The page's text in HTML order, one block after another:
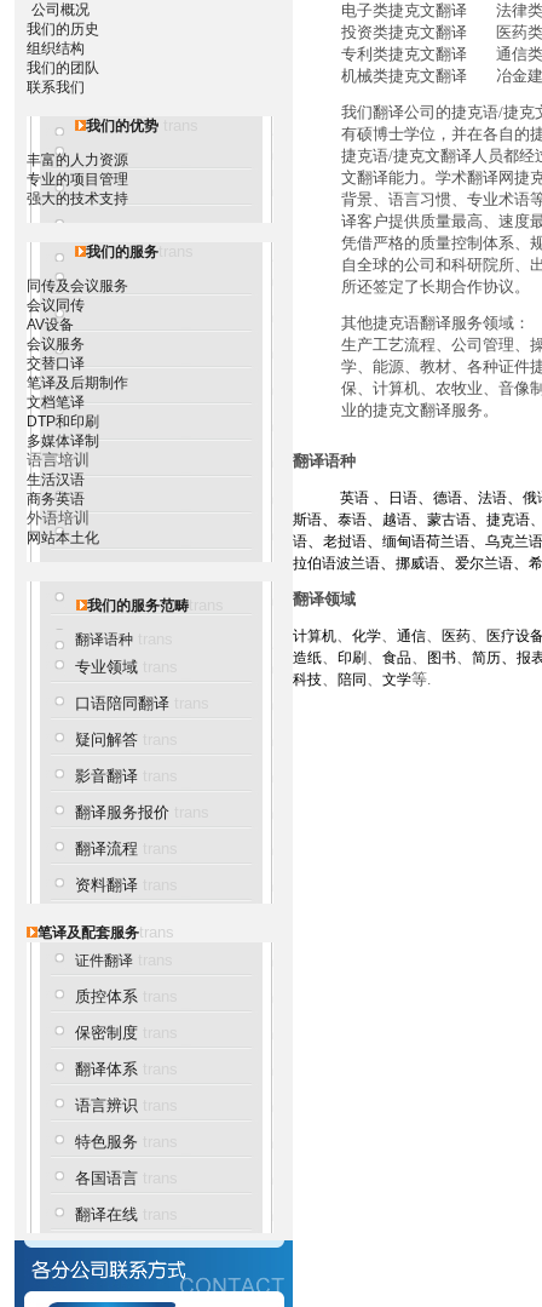
公司概况
我们的历史
组织结构
我们的团队
联系我们
我们的优势
丰富的人力资源
专业的项目管理
强大的技术支持
我们的服务
同传及会议服务
会议同传
AV设备
会议服务
交替口译
笔译及后期制作
文档笔译
DTP和印刷
多媒体译制
语言培训
生活汉语
商务英语
外语培训
网站本土化
我们的服务范畴
翻译语种
专业领域
口语陪同翻译
疑问解答
影音翻译
翻译服务报价
翻译流程
资料翻译
笔译及配套服务trans
证件翻译
质控体系
保密制度
翻译体系
语言辨识
特色服务
各国语言
翻译在线
电子类捷克文翻译 法律
投资类捷克文翻译 医药
专利类捷克文翻译 通信
机械类捷克文翻译 冶金建
我们翻译公司的捷克语/捷克
有硕博士学位，并在各自的
捷克语/捷克文翻译人员都经
文翻译能力。学术翻译网捷
背景、语言习惯、专业术语
译客户提供质量最高、速度
凭借严格的质量控制体系、
自全球的公司和科研院所、
所还签定了长期合作协议。
其他捷克语翻译服务领域：
生产工艺流程、公司管理、
学、能源、教材、各种证件
保、计算机、农牧业、音像
业的捷克文翻译服务。
翻译语种
英语 、 日语、 德语、 法语、 俄
斯语、 泰语、 越语、 蒙古语、 捷克语
语、 老挝语、 缅甸语荷兰语、 乌克兰语
拉伯语波兰语、 挪威语、 爱尔兰语、
翻译领域
计算机、 化学、 通信、 医药、
医疗设
造纸、 印刷 、 食品、 图书、 简历、 报
科技、 陪同 、 文学等.